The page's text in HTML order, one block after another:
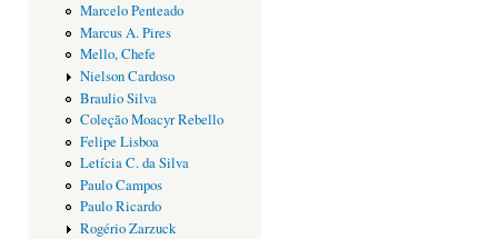
Marcelo Penteado
Marcus A. Pires
Mello, Chefe
Nielson Cardoso
Braulio Silva
Coleção Moacyr Rebello
Felipe Lisboa
Letícia C. da Silva
Paulo Campos
Paulo Ricardo
Rogério Zarzuck